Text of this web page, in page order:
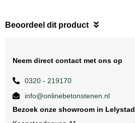
Beoordeel dit product
Neem direct contact met ons op
0320 - 219170
info@onlinebetonstenen.nl
Bezoek onze showroom in Lelystad